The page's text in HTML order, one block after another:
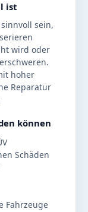
ist
sein,
wird oder
hoher
Reparatur
können
Schäden
Fahrzeuge